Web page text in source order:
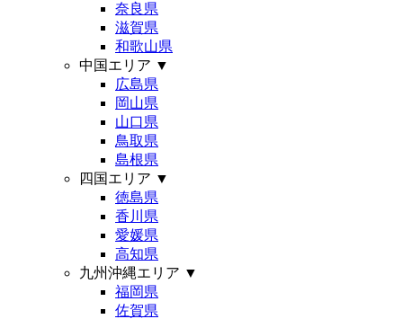
奈良県
滋賀県
和歌山県
中国エリア ▼
広島県
岡山県
山口県
鳥取県
島根県
四国エリア ▼
徳島県
香川県
愛媛県
高知県
九州沖縄エリア ▼
福岡県
佐賀県